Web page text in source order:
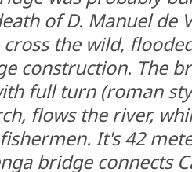
of D. Manuel de
the wild,
construction. The
full turn (roman
flows the river,
It's 42
bridge connects